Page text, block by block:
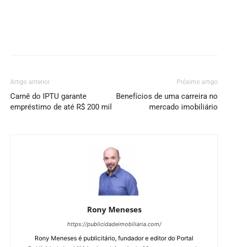
Artigo anterior
Carnê do IPTU garante
empréstimo de até R$ 200 mil
Próximo artigo
Benefícios de uma carreira no
mercado imobiliário
Rony Meneses
https://publicidadeimobiliaria.com/
Rony Meneses é publicitário, fundador e editor do Portal